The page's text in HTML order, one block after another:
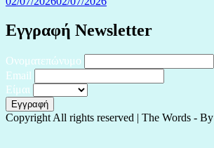
Εγγραφή Newsletter
Ονοματεπώνυμο
Email
Είμαι
Copyright All rights reserved | The Words - By